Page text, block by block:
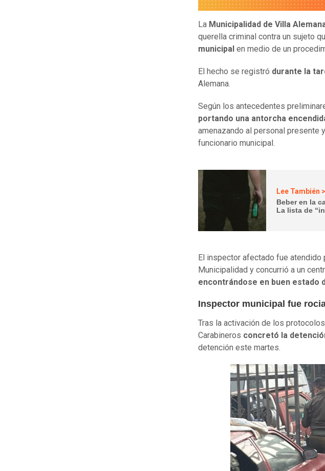
La Municipalidad de Villa
querella criminal contra un sujeto
municipal en medio de un
El hecho se registró durante la
Alemana.
Según los antecedentes
portando una antorcha
amenazando al personal presente
funcionario municipal.
Lee También >
Beber en la
La lista de
El inspector afectado fue atendido
Municipalidad y concurrió a un
encontrándose en buen estado
Inspector municipal fue
Tras la activación de los
Carabineros concretó la
detención este martes.